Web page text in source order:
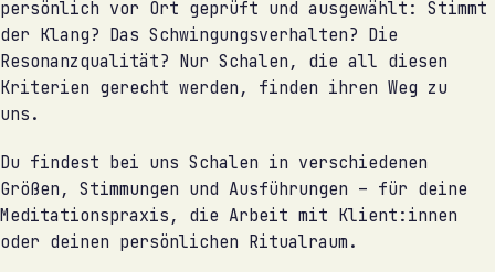
persönlich vor Ort geprüft und ausgewählt: Stimmt
der Klang? Das Schwingungsverhalten? Die
Resonanzqualität? Nur Schalen, die all diesen
Kriterien gerecht werden, finden ihren Weg zu
uns.
Du findest bei uns Schalen in verschiedenen
Größen, Stimmungen und Ausführungen – für deine
Meditationspraxis, die Arbeit mit Klient:innen
oder deinen persönlichen Ritualraum.